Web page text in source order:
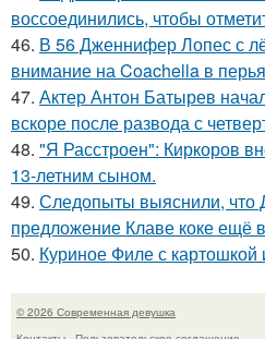
воссоединились, чтобы
46. В 56 Дженнифер Лопес с
внимание на Coachella в
47. Актер Антон Батырев
вскоре после развода с
48. "Я Расстроен": Киркоров
13-летним сыном.
49. Следопыты выяснили, что
предложение Клаве коке ещё
50. Куриное Филе с
© 2026 Современная девушка